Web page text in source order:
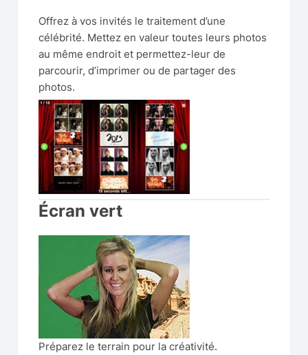
Offrez à vos invités le traitement d’une
célébrité. Mettez en valeur toutes leurs photos
au même endroit et permettez-leur de
parcourir, d’imprimer ou de partager des
photos.
Écran vert
Préparez le terrain pour la créativité.